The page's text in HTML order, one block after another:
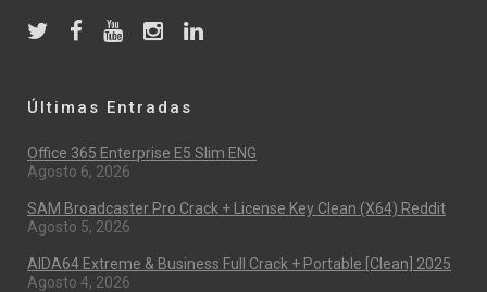
Últimas Entradas
Office 365 Enterprise E5 Slim ENG
Agosto 6, 2026
SAM Broadcaster Pro Crack + License Key Clean (x64) Reddit
Agosto 5, 2026
AIDA64 Extreme & Business Full Crack + Portable [Clean] 2025
Agosto 4, 2026